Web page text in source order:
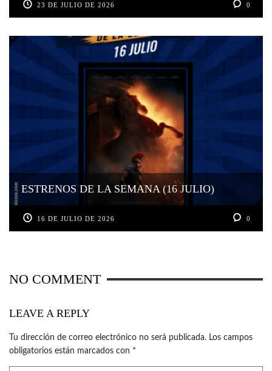
23 DE JULIO DE 2026 0
ESTRENOS DE LA SEMANA (16 JULIO)
16 DE JULIO DE 2026 0
NO COMMENT
LEAVE A REPLY
Tu dirección de correo electrónico no será publicada. Los campos
obligatorios están marcados con *